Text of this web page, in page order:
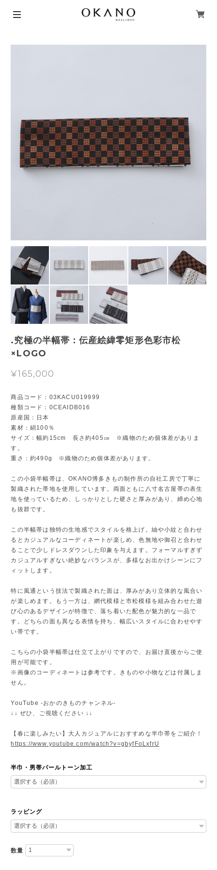
.究極の半幅帯：伝産絵緯零矩形色彩市松
×LOGO
¥165,000
商品コード：03KACU019999
種類コード：0CEAIDB016
原産国：日本
素材：絹100％
サイズ：幅約15cm 長さ約405㎝ ※織物のため個体差がありま
す。
重さ：約490g ※織物のため個体差があります。
この小袋半幅帯は、OKANO博多きもの制作所の自社工房で丁寧に
製織された帯地を使用しています。両面ともに八寸名古屋帯の表生
地を使っているため、しっかりとした硬さと厚みがあり、締め心地
も抜群です。
この半幅帯は独特の生地感でスタイルを格上げ。紬や小紋と合わせ
るとカジュアルなコーディネートが楽しめ、色無地や御召と合わせ
ることで少しドレスダウンした印象を与えます。フォーマルすぎず
カジュアルすぎない絶妙なバランスが、多様なお出かけシーンにフ
ィットします。
特に風通という技法で製織された面は、厚みがあり立体的な風合い
が楽しめます。もう一方は、網代模様と市松模様を組み合わせた遊
び心のあるデザインが特徴で、落ち着いた配色が魅力的な一品で
す。どちらの面も異なる表情を持ち、幅広いスタイルに合わせやす
い帯です。
こちらの小袋半幅帯は仕立て上がりですので、お届け直後からご使
用が可能です。
※画像のコーディネートは参考です。きものや小物などは付属しま
せん。
YouTube -おかのきものチャンネル-
↓↓ ぜひ、ご視聴ください ↓↓
【春に楽しみたい】大人カジュアルにおすすめな半巾帯をご紹介！
https://www.youtube.com/watch?v=gbyfFoLxfrU
半巾・男帯パールトーン加工
ラッピング
数量